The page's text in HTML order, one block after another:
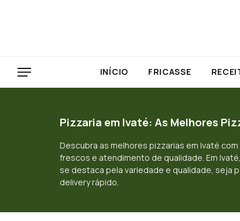
INÍCIO FRICASSE
Pizzaria em Ivaté: As Melhores
Descubra as melhores pizzarias em Ivaté
frescos e atendimento de qualidade. Em
se destaca pela variedade e qualidade, seja
delivery rápido.